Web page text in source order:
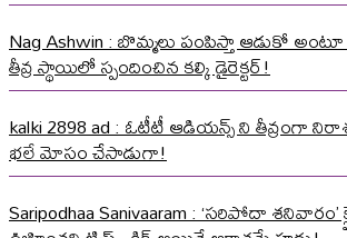
Nag Ashwin : బొమ్మలు పంపిస్తా ఆడుకో
తీవ్ర స్థాయిలో స్పందించిన కల్కి డైరెక్టర్!
kalki 2898 ad : ఓటీటీ ఆడియన్స్ ని తీవ్రంగా
భలే మోసం చేసాడుగా!
Saripodhaa Sanivaaram : ‘సరిపోదా